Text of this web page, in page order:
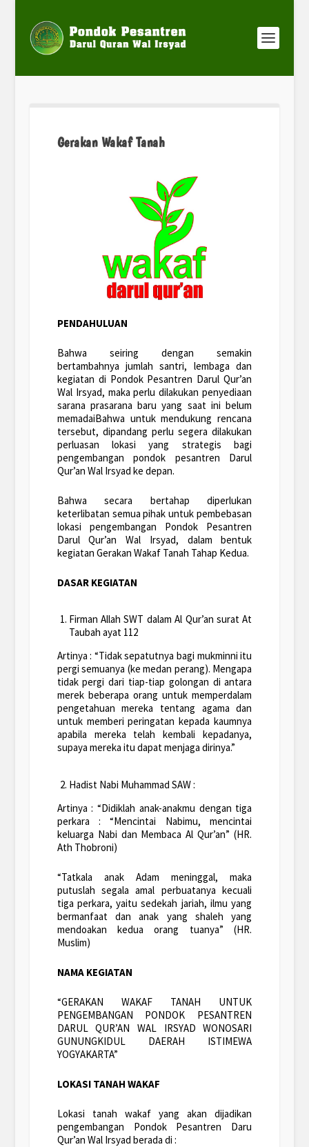
Gerakan Wakaf Tanah
PENDAHULUAN
Bahwa seiring dengan semakin
bertambahnya jumlah santri, lembaga dan
kegiatan di Pondok Pesantren Darul Qur’an
Wal Irsyad, maka perlu dilakukan penyediaan
sarana prasarana baru yang saat ini belum
memadaiBahwa untuk mendukung rencana
tersebut, dipandang perlu segera dilakukan
perluasan lokasi yang strategis bagi
pengembangan pondok pesantren Darul
Qur’an Wal Irsyad ke depan.
Bahwa secara bertahap diperlukan
keterlibatan semua pihak untuk pembebasan
lokasi pengembangan Pondok Pesantren
Darul Qur’an Wal Irsyad, dalam bentuk
kegiatan Gerakan Wakaf Tanah Tahap Kedua.
DASAR KEGIATAN
Firman Allah SWT dalam Al Qur’an surat At
Taubah ayat 112
Artinya : “Tidak sepatutnya bagi mukminni itu
pergi semuanya (ke medan perang). Mengapa
tidak pergi dari tiap-tiap golongan di antara
merek beberapa orang untuk memperdalam
pengetahuan mereka tentang agama dan
untuk memberi peringatan kepada kaumnya
apabila mereka telah kembali kepadanya,
supaya mereka itu dapat menjaga dirinya.”
Hadist Nabi Muhammad SAW :
Artinya : “Didiklah anak-anakmu dengan tiga
perkara : “Mencintai Nabimu, mencintai
keluarga Nabi dan Membaca Al Qur’an” (HR.
Ath Thobroni)
“Tatkala anak Adam meninggal, maka
putuslah segala amal perbuatanya kecuali
tiga perkara, yaitu sedekah jariah, ilmu yang
bermanfaat dan anak yang shaleh yang
mendoakan kedua orang tuanya” (HR.
Muslim)
NAMA KEGIATAN
“GERAKAN WAKAF TANAH UNTUK
PENGEMBANGAN PONDOK PESANTREN
DARUL QUR’AN WAL IRSYAD WONOSARI
GUNUNGKIDUL DAERAH ISTIMEWA
YOGYAKARTA”
LOKASI TANAH WAKAF
Lokasi tanah wakaf yang akan dijadikan
pengembangan Pondok Pesantren Daru
Qur’an Wal Irsyad berada di :